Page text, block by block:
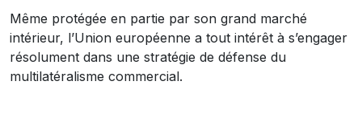
Même protégée en partie par son grand marché
intérieur, l’Union européenne a tout intérêt à s’engager
résolument dans une stratégie de défense du
multilatéralisme commercial.